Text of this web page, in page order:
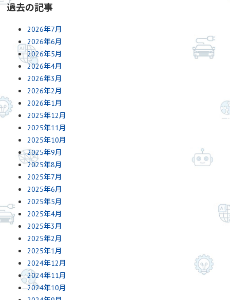
過去の記事
2026年7月
2026年6月
2026年5月
2026年4月
2026年3月
2026年2月
2026年1月
2025年12月
2025年11月
2025年10月
2025年9月
2025年8月
2025年7月
2025年6月
2025年5月
2025年4月
2025年3月
2025年2月
2025年1月
2024年12月
2024年11月
2024年10月